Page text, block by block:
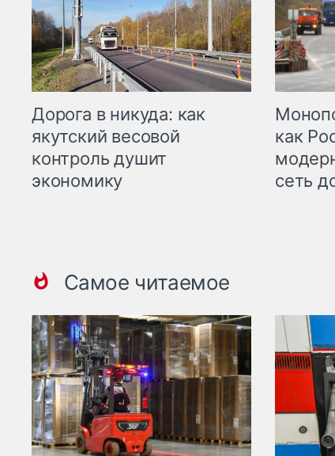
Дорога в никуда: как
якутский весовой
контроль душит
экономику
как
сеть
Самое читаемое